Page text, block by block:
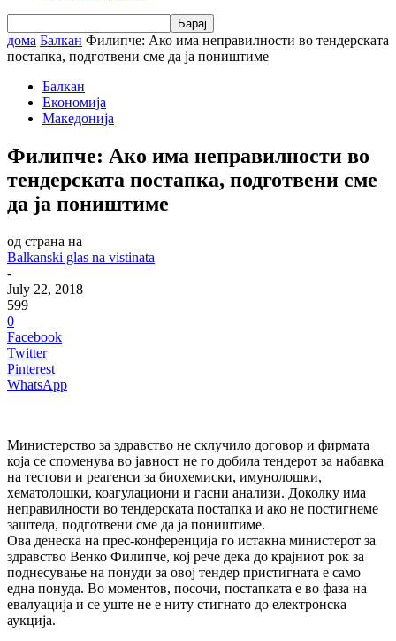
дома Балкан Филипче: Ако има неправилности во тендерската
постапка, подготвени сме да ја поништиме
Балкан
Економија
Македонија
Филипче: Ако има неправилности во
тендерската постапка, подготвени сме
да ја поништиме
од страна на
Balkanski glas na vistinata
-
July 22, 2018
599
0
Facebook
Twitter
Pinterest
WhatsApp
Министерство за здравство не склучило договор и фирмата
која се споменува во јавност не го добила тендерот за набавка
на тестови и реагенси за биохемиски, имунолошки,
хематолошки, коагулациони и гасни анализи. Доколку има
неправилности во тендерската постапка и ако не постигнеме
заштеда, подготвени сме да ја поништиме.
Ова денеска на прес-конференција го истакна министерот за
здравство Венко Филипче, кој рече дека до крајниот рок за
поднесување на понуди за овој тендер пристигната е само
една понуда. Во моментов, посочи, постапката е во фаза на
евалуација и се уште не е ниту стигнато до електронска
аукција.